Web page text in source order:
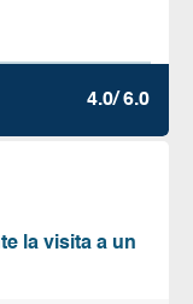
4.0/ 6.0
la visita a un